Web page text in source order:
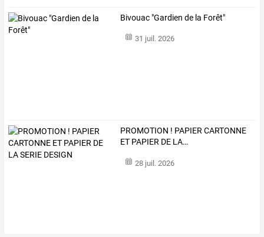
Bivouac "Gardien de la Forêt"
31 juil. 2026
PROMOTION ! PAPIERCARTONNE
ET PAPIER DE LA…
28 juil. 2026